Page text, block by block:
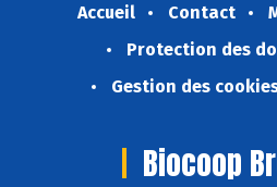
Accueil Contact
Protection des
Gestion des
Biocoop